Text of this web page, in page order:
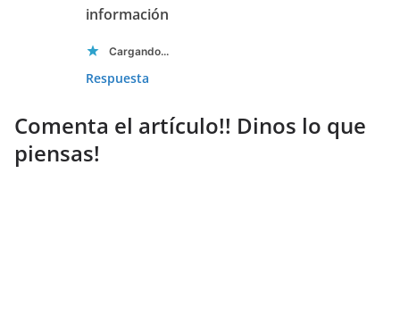
información
Cargando...
Respuesta
Comenta el artículo!! Dinos lo que
piensas!